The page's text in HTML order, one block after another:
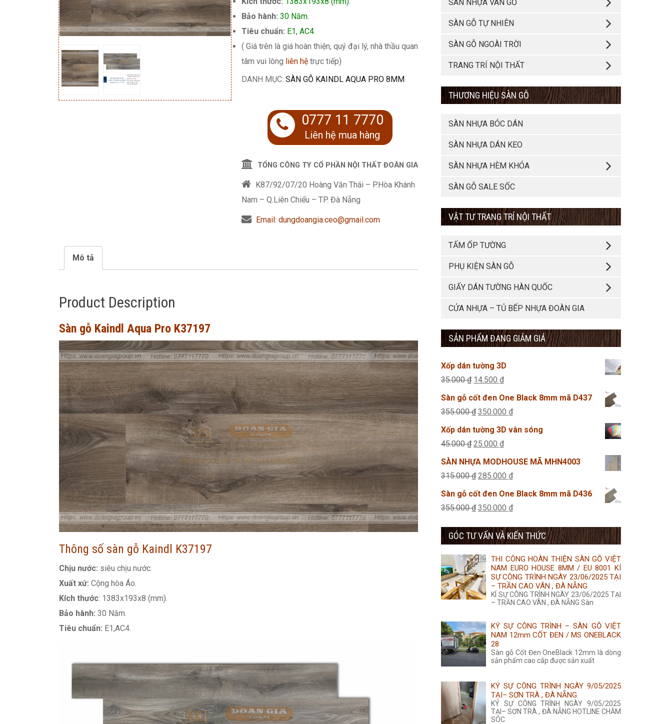
Bảo hành: 30 Năm.
Tiêu chuẩn: E1, AC4.
( Giá trên là giá hoàn thiện, quý đại lý, nhà thầu quan
tâm vui lòng liên hệtrực tiếp)
DANH MỤC: SÀN GỖ KAINDL AQUA PRO 8MM
0777 11 7770
Liên hệ mua hàng
TỔNG CÔNG TY CỔ PHẦN NỘI THẤT ĐOÀN GIA
K87/92/07/20 Hoàng Văn Thái – P.Hòa Khánh
Nam – Q.Liên Chiểu – TP. Đà Nẵng
Email: dungdoangia.ceo@gmail.com
Mô tả
Product Description
Sàn gỗ Kaindl Aqua Pro K37197
Thông số sàn gỗ Kaindl K37197
Chịu nước: siêu chịu nước.
Xuất xứ: Cộng hòa Áo.
Kích thước: 1383x193x8 (mm).
Bảo hành: 30 Năm.
Tiêu chuẩn: E1,AC4.
SÀN NHỰA VÂN GỖ
SÀN GỖ TỰ NHIÊN
SÀN GỖ NGOÀI TRỜI
TRANG TRÍ NỘI THẤT
THƯƠNG HIỆU SÀN GỖ
SÀN NHỰA BÓC DÁN
SÀN NHỰA DÁN KEO
SÀN NHỰA HÈM KHÓA
SÀN GỖ SALE SỐC
VẬT TƯ TRANG TRÍ NỘI THẤT
TẤM ỐP TƯỜNG
PHỤ KIỆN SÀN GỖ
GIẤY DÁN TƯỜNG HÀN QUỐC
CỬA NHỰA – TỦ BẾP NHỰA ĐOÀN GIA
SẢN PHẨM ĐANG GIẢM GIÁ
Xốp dán tường 3D
35.000₫ Giá
gốc
là:
14.500 ₫Giá
hiện
tại
14.500 ₫.
Sàn gỗ cốt đen One Black 8mm mã D437
355.000₫ Giá
gốc
là:
350.000 ₫Giá
hiện
350.000 ₫.
Xốp dán tường 3D vân sóng
45.000₫ Giá
gốc
là:
25.000 ₫Giá
hiện
tại
25.000 ₫.
SÀN NHỰA MODHOUSE MÃ MHN4003
315.000₫ Giá
gốc
là:
285.000 ₫Giá
hiện
tại
285.000 ₫.
Sàn gỗ cốt đen One Black 8mm mã D436
355.000₫ Giá
là:
350.000 ₫Giá
tại
350.000 ₫.
GÓC TƯ VẤN VÀ KIẾN THỨC
THI CÔNG HOÀN THIỆN SÀN GỖ VIỆT
NAM EURO HOUSE 8MM / EU 8001 KÍ
SỰ CÔNG TRÌNH NGÀY 23/06/2025 TẠI
– TRẦN CAO VÂN , ĐÀ NẴNG
KÍ SỰ CÔNG TRÌNH NGÀY 23/06/2025 TẠI
– TRẦN CAO VÂN , ĐÀ NẴNG Sàn
KÝ SỰ CÔNG TRÌNH – SÀN GỖ VIỆT
NAM 12mm CỐT ĐEN / MS ONEBLACK
28
Sàn gỗ Cốt Đen OneBlack 12mm là dòng
sản phẩm cao cấp được sản xuất
KÝ SỰ CÔNG TRÌNH NGÀY 9/05/2025
TẠI– SƠN TRÀ , ĐÀ NẴNG
KÝ SỰ CÔNG TRÌNH NGÀY 9/05/2025
TẠI– SƠN TRÀ , ĐÀ NẴNG HOTLINE CHĂM
SÓC